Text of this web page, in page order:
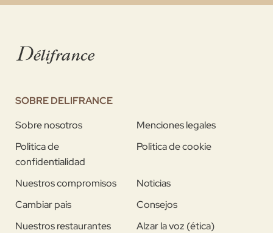
SOBRE DELIFRANCE
Sobre nosotros
Menciones legales
Politica de
confidentialidad
Politica de cookie
Nuestros compromisos
Noticias
Cambiar pais
Consejos
Nuestros restaurantes
Alzar la voz (ética)